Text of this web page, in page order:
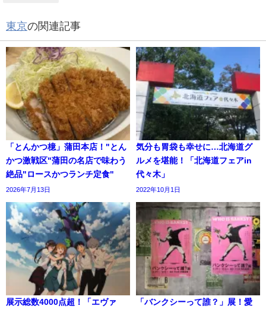
東京の関連記事
「とんかつ檍」蒲田本店！"とん
かつ激戦区"蒲田の名店で味わう
絶品"ロースかつランチ定食"
2026年7月13日
気分も胃袋も幸せに…北海道グ
ルメを堪能！「北海道フェアin
代々木」
2022年10月1日
展示総数4000点超！「エヴァ
「バンクシーって誰？」展！愛